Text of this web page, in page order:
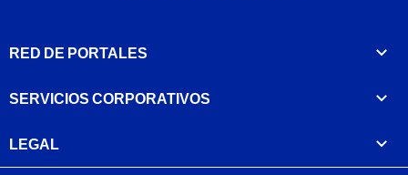
RED DE PORTALES
SERVICIOS CORPORATIVOS
LEGAL